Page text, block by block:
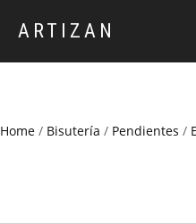
ARTIZAN
Home / Bisutería / Pendientes /